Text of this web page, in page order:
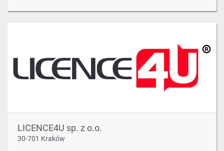
LICENCE4U sp. z o.o.
30-701 Kraków